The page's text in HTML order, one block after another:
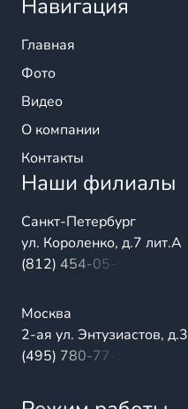
Навигация
Главная
Фото
Видео
О компании
Контакты
Наши филиалы
Санкт-Петербург
ул. Короленко, д.7 лит.А
(812) 454-05-54
Москва
2-ая ул. Энтузиастов, д.3
(495) 780-77-98